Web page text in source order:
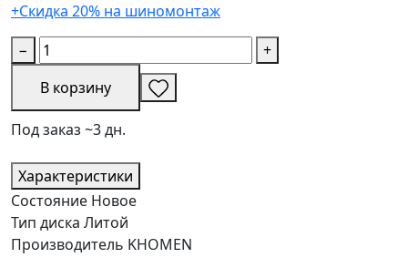
+Скидка 20% на шиномонтаж
−
+
В корзину
Под заказ ~3 дн.
Характеристики
Состояние Новое
Тип диска Литой
Производитель KHOMEN